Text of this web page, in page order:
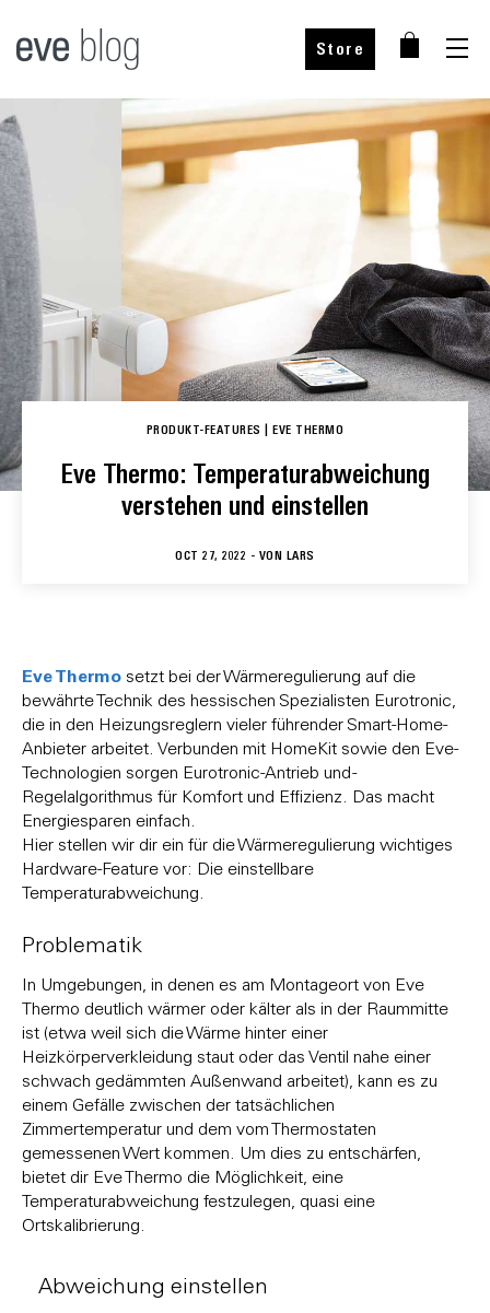
Store
PRODUKT-FEATURES |EVE THERMO
Eve Thermo: Temperaturabweichung
verstehen und einstellen
OCT 27, 2022 - VON LARS
Eve Thermo setzt bei der Wärmeregulierung auf die
bewährte Technik des hessischen Spezialisten Eurotronic,
die in den Heizungsreglern vieler führender Smart-Home-
Anbieter arbeitet. Verbunden mit HomeKit sowie den Eve-
Technologien sorgen Eurotronic-Antrieb und -
Regelalgorithmus für Komfort und Effizienz. Das macht
Energiesparen einfach.
Hier stellen wir dir ein für die Wärmeregulierung wichtiges
Hardware-Feature vor: Die einstellbare
Temperaturabweichung.
Problematik
In Umgebungen, in denen es am Montageort von Eve
Thermo deutlich wärmer oder kälter als in der Raummitte
ist (etwa weil sich die Wärme hinter einer
Heizkörperverkleidung staut oder das Ventil nahe einer
schwach gedämmten Außenwand arbeitet), kann es zu
einem Gefälle zwischen der tatsächlichen
Zimmertemperatur und dem vom Thermostaten
gemessenen Wert kommen. Um dies zu entschärfen,
bietet dir Eve Thermo die Möglichkeit, eine
Temperaturabweichung festzulegen, quasi eine
Ortskalibrierung.
Abweichung einstellen
Bei unseren Partner kaufen
Wähle dein Land